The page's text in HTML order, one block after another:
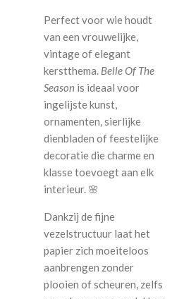
Perfect voor wie houdt
van een vrouwelijke,
vintage of elegant
kerstthema. Belle Of The
Season is ideaal voor
ingelijste kunst,
ornamenten, sierlijke
dienbladen of feestelijke
decoratie die charme en
klasse toevoegt aan elk
interieur. 🌸
Dankzij de fijne
vezelstructuur laat het
papier zich moeiteloos
aanbrengen zonder
plooien of scheuren, zelfs